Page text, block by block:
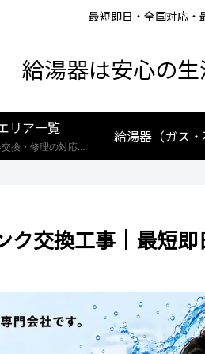
最短即日・全国対応・
給湯器は安心の
リア一覧
【全国対応】給湯器交換・修理の対応エリア一覧。北海道から沖縄まで、創業25年の実績あるプロが最短即日で駆けつけます。リンナイ・ノーリツ・パロマなど全メーカー対応。お住まいの地域の施工事例や費用相場をご確認いただけます。
給湯器（ガス・
交換工事｜最短即